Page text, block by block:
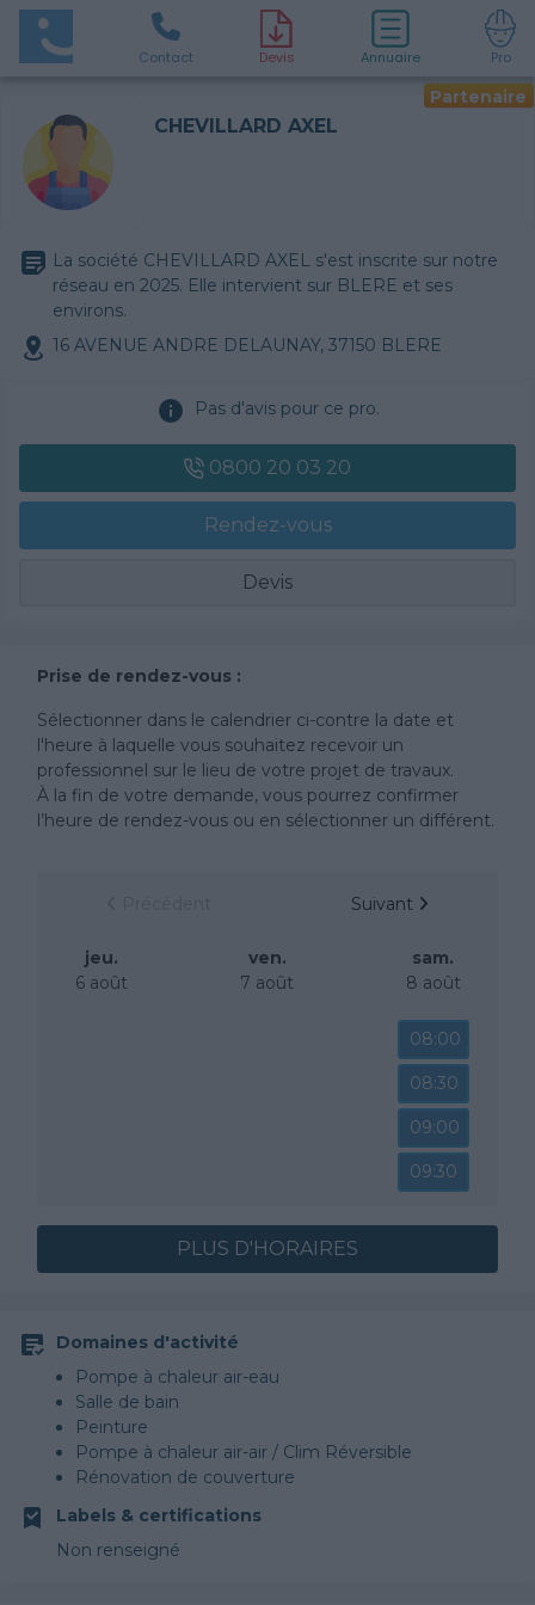
Contact Devis Annuaire Pro
Partenaire
CHEVILLARD AXEL
La société CHEVILLARD AXEL s'est inscrite sur notre
réseau en 2025. Elle intervient sur BLERE et ses
environs.
16 AVENUE ANDRE DELAUNAY, 37150 BLERE
Pas d'avis pour ce pro.
0800 20 03 20
Rendez-vous
Devis
Prise de rendez-vous :
Sélectionner dans le calendrier ci-contre la date et
l'heure à laquelle vous souhaitez recevoir un
professionnel sur le lieu de votre projet de travaux.
À la fin de votre demande, vous pourrez confirmer
l’heure de rendez-vous ou en sélectionner un différent.
Suivant
jeu.
6 août
ven.
7 août
sam.
8 août
08:00
08:30
09:00
09:30
PLUS D'HORAIRES
Domaines d'activité
Pompe à chaleur air-eau
Salle de bain
Peinture
Pompe à chaleur air-air / Clim Réversible
Rénovation de couverture
Isolation des combles non aménageables
Porte d'entrée
Labels & certifications
Non renseigné